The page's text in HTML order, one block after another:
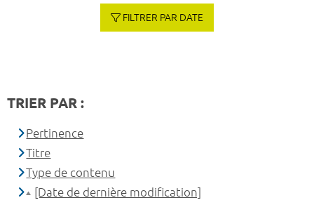
FILTRER PAR DATE
TRIER PAR :
Pertinence
Titre
Type de contenu
[Date de dernière modification]